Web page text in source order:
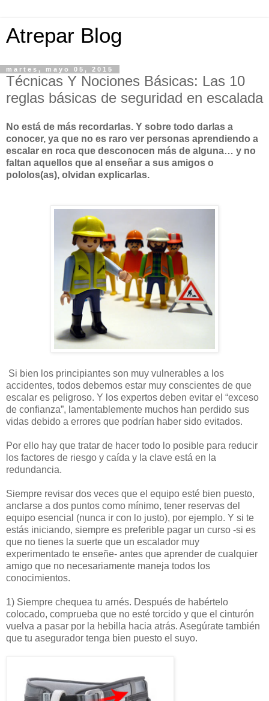
Atrepar Blog
martes, mayo 05, 2015
Técnicas Y Nociones Básicas: Las 10
reglas básicas de seguridad en escalada
No está de más recordarlas. Y sobre todo darlas a
conocer, ya que no es raro ver personas aprendiendo a
escalar en roca que desconocen más de alguna… y no
faltan aquellos que al enseñar a sus amigos o
pololos(as), olvidan explicarlas.
Si bien los principiantes son muy vulnerables a los
accidentes, todos debemos estar muy conscientes de que
escalar es peligroso. Y los expertos deben evitar el “exceso
de confianza”, lamentablemente muchos han perdido sus
vidas debido a errores que podrían haber sido evitados.
Por ello hay que tratar de hacer todo lo posible para reducir
los factores de riesgo y caída y la clave está en la
redundancia.
Siempre revisar dos veces que el equipo esté bien puesto,
anclarse a dos puntos como mínimo, tener reservas del
equipo esencial (nunca ir con lo justo), por ejemplo. Y si te
estás iniciando, siempre es preferible pagar un curso -si es
que no tienes la suerte que un escalador muy
experimentado te enseñe- antes que aprender de cualquier
amigo que no necesariamente maneja todos los
conocimientos.
1) Siempre chequea tu arnés. Después de habértelo
colocado, comprueba que no esté torcido y que el cinturón
vuelva a pasar por la hebilla hacia atrás. Asegúrate también
que tu asegurador tenga bien puesto el suyo.